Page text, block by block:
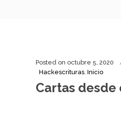
Posted on octubre 5, 2020
Hackescrituras, Inicio
Cartas desde